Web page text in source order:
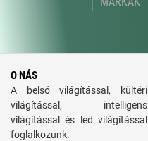
O NÁS
A belső világítással, kültéri
világítással, intelligens
világítással és led világítással
foglalkozunk.